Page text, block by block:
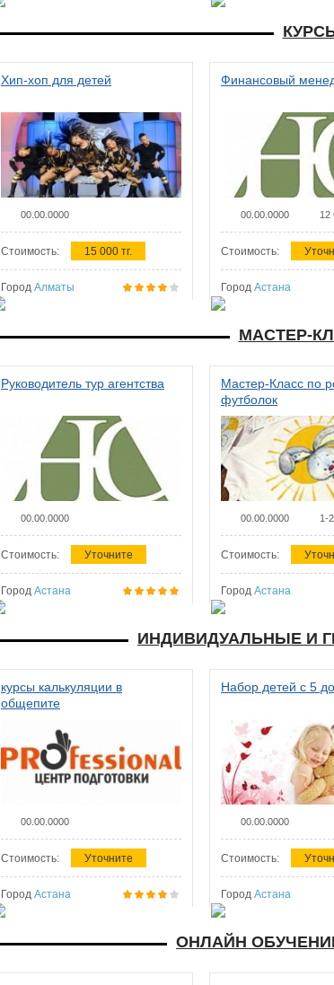
Хип-хоп для детей
00.00.0000
Стоимость: 15 000 тг.
Город Алматы
Финансовый
00.00.0000 12
Стоимость:
Город Астана
МАСТЕР-
Руководитель тур агентства
00.00.0000
Стоимость: Уточните
Город Астана
Мастер-Класс по
футболок
00.00.0000 1-
Стоимость:
Город Астана
ИНДИВИДУАЛЬНЫЕ И
курсы калькуляции в
общепите
00.00.0000
Стоимость: Уточните
Город Астана
Набор детей с 5
00.00.0000
Стоимость:
Город Астана
ОНЛАЙН